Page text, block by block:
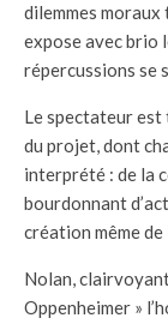
dilemmes
expose avec brio
répercussions se
Le spectateur
du projet, dont
interprété : de la
bourdonnant
création même
Nolan,
Oppenheimer »